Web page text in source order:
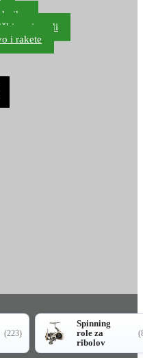
proizvodi
i rakete
(223)
Spinning
role za
ribolov